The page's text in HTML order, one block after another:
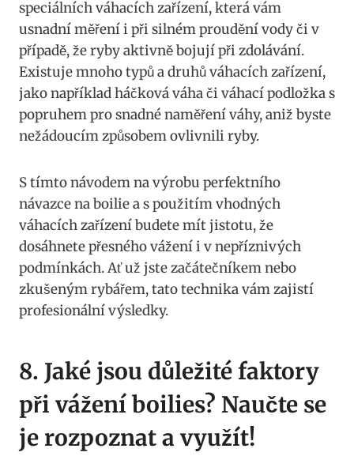
speciálních váhacích zařízení, která vám⁣
usnadní měření i při silném proudění vody či v
případě,⁣ že ryby aktivně bojují ⁢při zdolávání.
Existuje mnoho typů ⁣a druhů​ váhacích zařízení,⁣
jako například ⁢háčková váha⁤ či ‍váhací podložka ⁣s
popruhem pro snadné naměření váhy, aniž byste
nežádoucím způsobem ovlivnili ryby.
S tímto⁤ návodem ⁣na výrobu perfektního
návazce na⁣ boilie a​ s použitím​ vhodných
⁤váhacích zařízení⁣ budete mít ​jistotu,⁣ že
dosáhnete přesného vážení i v nepříznivých
podmínkách. Ať už jste začátečníkem nebo
zkušeným rybářem, tato technika vám‍ zajistí⁣
profesionální výsledky.
8. ⁢Jaké jsou⁢ důležité ‌faktory
při ‌vážení boilies? Naučte ⁣se
je rozpoznat a využít!